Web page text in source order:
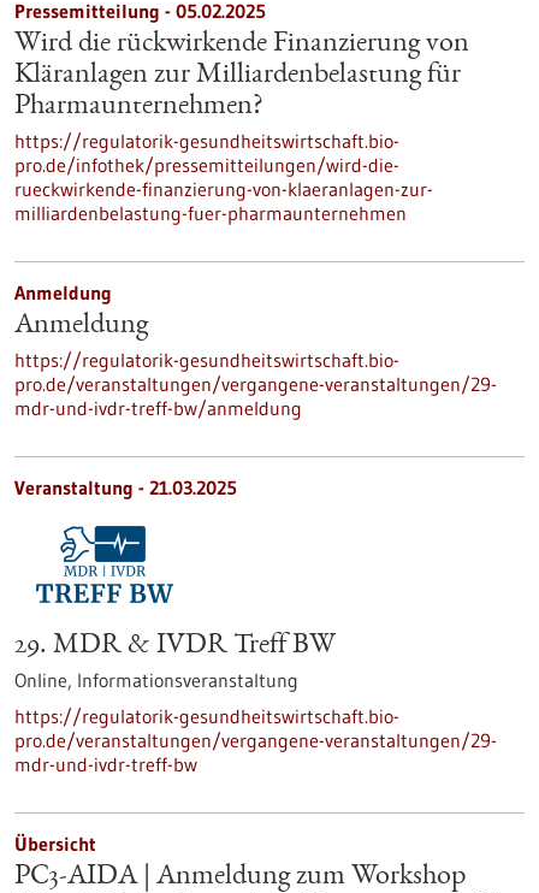
Pressemitteilung - 05.02.2025
Wird die rückwirkende Finanzierung von
Kläranlagen zur Milliardenbelastung für
Pharmaunternehmen?
https://regulatorik-gesundheitswirtschaft.bio-
pro.de/infothek/pressemitteilungen/wird-die-
rueckwirkende-finanzierung-von-klaeranlagen-zur-
milliardenbelastung-fuer-pharmaunternehmen
Anmeldung
Anmeldung
https://regulatorik-gesundheitswirtschaft.bio-
pro.de/veranstaltungen/vergangene-veranstaltungen/29-
mdr-und-ivdr-treff-bw/anmeldung
Veranstaltung - 21.03.2025
29. MDR & IVDR Treff BW
Online, Informationsveranstaltung
https://regulatorik-gesundheitswirtschaft.bio-
pro.de/veranstaltungen/vergangene-veranstaltungen/29-
mdr-und-ivdr-treff-bw
Übersicht
PC3-AIDA | Anmeldung zum Workshop